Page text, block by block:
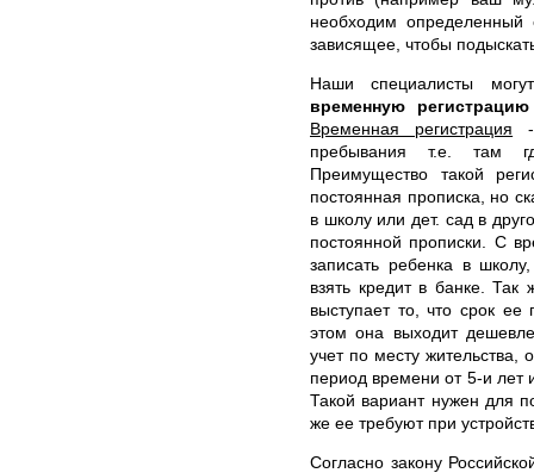
необходим
зависящее, чтобы
Наши специалисты
временную
Временная регистрация -
пребывания т.е. там
Преимущество такой
постоянная прописка, но
в школу или дет. сад в
постоянной прописки. С
записать ребенка в
взять кредит в банке. Так
выступает то, что срок
этом она выходит
учет по месту жительства,
период времени от 5-и лет
Такой вариант нужен для
же ее требуют при
Согласно закону